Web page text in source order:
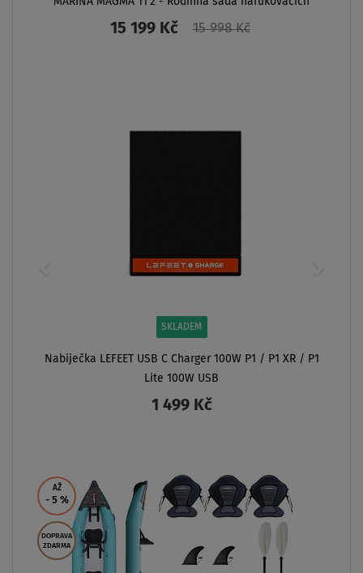
paddleboardů
15 199 Kč 15 998 Kč
SKLADEM
Nabíječka LEFEET USB C Charger 100W P1 / P1 XR / P1
Lite 100W USB
1 499 Kč
AŽ
- 5 %
DOPRAVA
ZDARMA